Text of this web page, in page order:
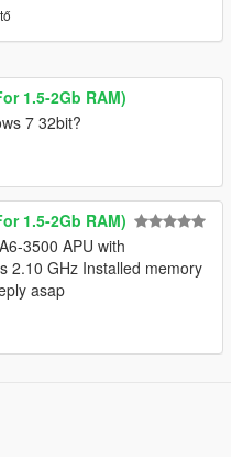
1.5-2Gb RAM)
7 32bit?
1.5-2Gb RAM)
3500 APU with
2.10 GHz Installed memory
asap